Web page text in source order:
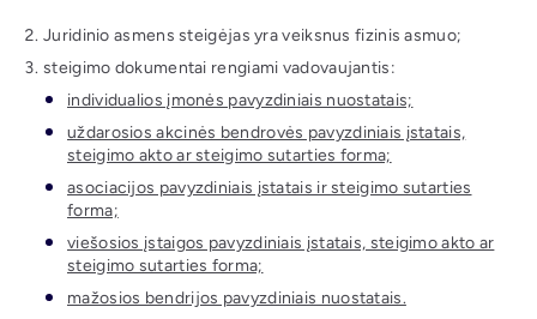
Juridinio asmens steigėjas yra veiksnus fizinis asmuo;
steigimo dokumentai rengiami vadovaujantis:
individualios įmonės pavyzdiniais nuostatais;
uždarosios akcinės bendrovės pavyzdiniais įstatais,
steigimo akto ar steigimo sutarties forma;
asociacijos pavyzdiniais įstatais ir steigimo sutarties
forma;
viešosios įstaigos pavyzdiniais įstatais, steigimo akto ar
steigimo sutarties forma;
mažosios bendrijos pavyzdiniais nuostatais.